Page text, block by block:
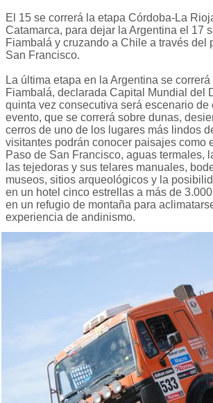
El 15 se correrá la etapa Córdoba-La
Catamarca, para dejar la Argentina el 17
Fiambalá y cruzando a Chile a través del
San Francisco.
La última etapa en la Argentina se
Fiambalá, declarada Capital Mundial del
quinta vez consecutiva será escenario de
evento, que se correrá sobre dunas,
cerros de uno de los lugares más lindos
visitantes podrán conocer paisajes como
Paso de San Francisco, aguas termales,
las tejedoras y sus telares manuales,
museos, sitios arqueológicos y la
en un hotel cinco estrellas a más de
en un refugio de montaña para
experiencia de andinismo.